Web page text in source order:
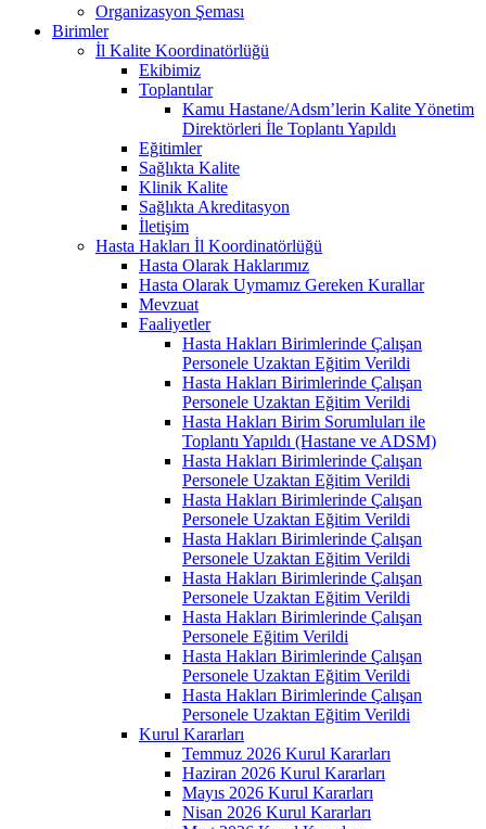
Organizasyon Şeması
Birimler
İl Kalite Koordinatörlüğü
Ekibimiz
Toplantılar
Kamu Hastane/Adsm’lerin Kalite Yönetim
Direktörleri İle Toplantı Yapıldı
Eğitimler
Sağlıkta Kalite
Klinik Kalite
Sağlıkta Akreditasyon
İletişim
Hasta Hakları İl Koordinatörlüğü
Hasta Olarak Haklarımız
Hasta Olarak Uymamız Gereken Kurallar
Mevzuat
Faaliyetler
Hasta Hakları Birimlerinde Çalışan
Personele Uzaktan Eğitim Verildi
Hasta Hakları Birimlerinde Çalışan
Personele Uzaktan Eğitim Verildi
Hasta Hakları Birim Sorumluları ile
Toplantı Yapıldı (Hastane ve ADSM)
Hasta Hakları Birimlerinde Çalışan
Personele Uzaktan Eğitim Verildi
Hasta Hakları Birimlerinde Çalışan
Personele Uzaktan Eğitim Verildi
Hasta Hakları Birimlerinde Çalışan
Personele Uzaktan Eğitim Verildi
Hasta Hakları Birimlerinde Çalışan
Personele Uzaktan Eğitim Verildi
Hasta Hakları Birimlerinde Çalışan
Personele Eğitim Verildi
Hasta Hakları Birimlerinde Çalışan
Personele Uzaktan Eğitim Verildi
Hasta Hakları Birimlerinde Çalışan
Personele Uzaktan Eğitim Verildi
Kurul Kararları
Temmuz 2026 Kurul Kararları
Haziran 2026 Kurul Kararları
Mayıs 2026 Kurul Kararları
Nisan 2026 Kurul Kararları